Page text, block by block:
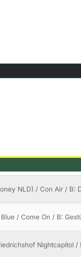
NLD) / Con Air / B:
/ Come On / B:
Nightcapitol /